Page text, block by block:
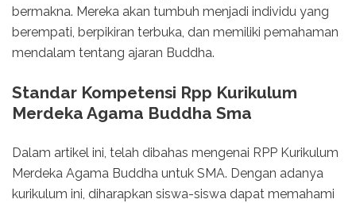
bermakna. Mereka akan tumbuh menjadi individu yang
berempati, berpikiran terbuka, dan memiliki pemahaman
mendalam tentang ajaran Buddha.
Standar Kompetensi Rpp Kurikulum
Merdeka Agama Buddha Sma
Dalam artikel ini, telah dibahas mengenai RPP Kurikulum
Merdeka Agama Buddha untuk SMA. Dengan adanya
kurikulum ini, diharapkan siswa-siswa dapat memahami